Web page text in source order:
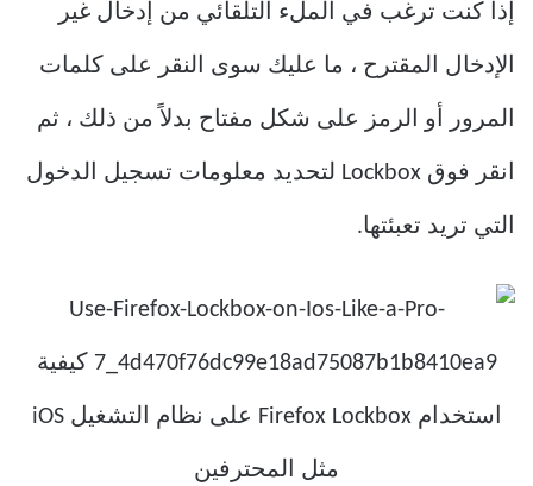
إذا كنت ترغب في الملء التلقائي من إدخال غير
الإدخال المقترح ، ما عليك سوى النقر على كلمات
المرور أو الرمز على شكل مفتاح بدلاً من ذلك ، ثم
انقر فوق Lockbox لتحديد معلومات تسجيل الدخول
التي تريد تعبئتها.